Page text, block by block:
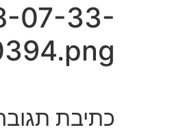
07-33-
כתיבת